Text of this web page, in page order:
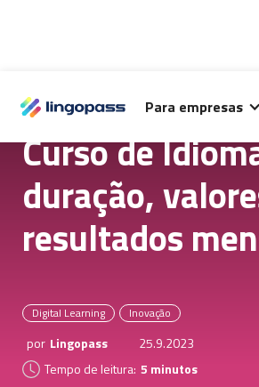
Para empresas
deste site e melhorar sua experiência
Curso de
duração,
resultados
Digital Learning Inovação
por Lingopass
25.9.2023
Tempo de leitura: 5 minutos